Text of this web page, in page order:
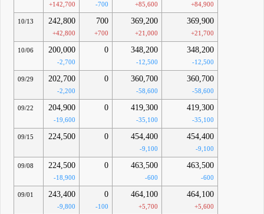
+142,700 -700 +85,600 +84,900
10/13 242,800
+42,800
700
+700
369,200
+21,000
369,900
+21,700
10/06 200,000
-2,700
0 348,200
-12,500
348,200
-12,500
09/29 202,700
-2,200
0 360,700
-58,600
360,700
-58,600
09/22 204,900
-19,600
0 419,300
-35,100
419,300
-35,100
09/15 224,500 0 454,400
-9,100
454,400
-9,100
09/08 224,500
-18,900
0 463,500
-600
463,500
-600
09/01 243,400
-9,800
0
-100
464,100
+5,700
464,100
+5,600